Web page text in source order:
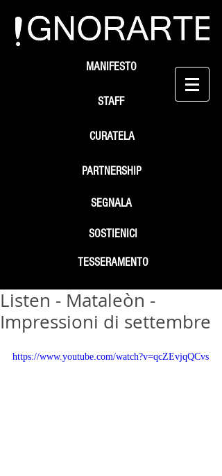
STAFF
SEGNALA
SOSTIENICI
MANIFESTO
PARTNERSHIP
TESSERAMENTO
CURATELA
Listen - Mataleòn -
Impressioni di settembre
https://www.youtube.com/watch?v=qcZEvjqQCvs